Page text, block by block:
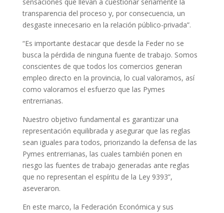
transparencia del proceso y, por consecuencia, un
desgaste innecesario en la relación público-privada”.
“Es importante destacar que desde la Feder no se
busca la pérdida de ninguna fuente de trabajo. Somos
conscientes de que todos los comercios generan
empleo directo en la provincia, lo cual valoramos, así
como valoramos el esfuerzo que las Pymes
entrerrianas.
Nuestro objetivo fundamental es garantizar una
representación equilibrada y asegurar que las reglas
sean iguales para todos, priorizando la defensa de las
Pymes entrerrianas, las cuales también ponen en
riesgo las fuentes de trabajo generadas ante reglas
que no representan el espíritu de la Ley 9393”,
aseveraron.
En este marco, la Federación Económica y sus